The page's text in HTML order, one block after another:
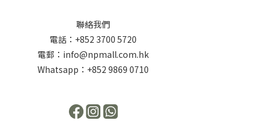
聯絡我們
電話：+852 3700 5720
電郵：info@npmall.com.hk
Whatsapp：+852 9869 0710